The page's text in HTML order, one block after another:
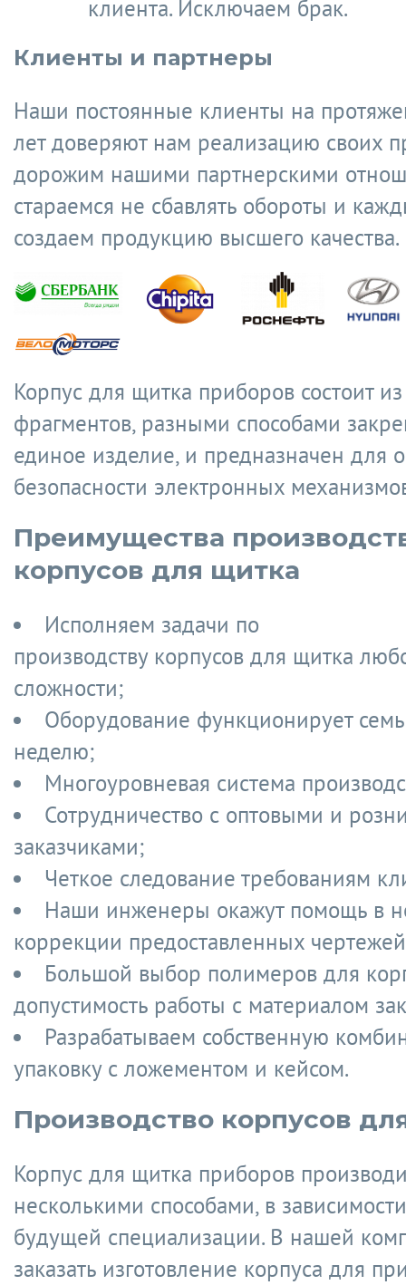
клиента. Исключаем брак.
Клиенты и партнеры
Наши постоянные клиенты на
лет доверяют нам реализацию своих
дорожим нашими партнерскими
стараемся не сбавлять обороты и
создаем продукцию высшего качества.
Корпус для щитка приборов состоит
фрагментов, разными способами
единое изделие, и предназначен для
безопасности электронных
Преимущества
корпусов для щитка
Исполняем задачи по
производству корпусов для щитка
сложности;
Оборудование функционирует
неделю;
Многоуровневая система
Сотрудничество с оптовыми и
заказчиками;
Четкое следование требованиям
Наши инженеры окажут помощь в
коррекции предоставленных
Большой выбор полимеров для
допустимость работы с материалом
Разрабатываем собственную
упаковку с ложементом и кейсом.
Производство корпусов
Корпус для щитка приборов
несколькими способами, в
будущей специализации. В нашей
заказать изготовление корпуса для